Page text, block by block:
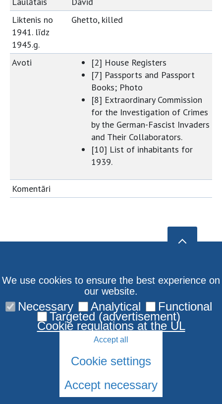
Liktenis no
1941. līdz
1945.g.
Ghetto, killed
Avoti
[2] House Registers
[7] Passports and Passport
Books; Photo
[8] Extraordinary Commission
for the Investigation of Crimes
by the German-Fascist Invaders
and Their Collaborators.
[10] List of inhabitants for
1939.
Komentāri
© LU Jūdaikas Studiju centrs 2006-2026
We use cookies to ensure the best experience on
our website.
Necessary Analytical Functional
Targeted (advertisement)
Cookie regulations at the UL
Accept all
Cookie settings
Accept necessary